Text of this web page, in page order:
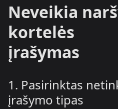
Neveikia
kortelės
įrašymas
1. Pasirinktas
įrašymo tipas